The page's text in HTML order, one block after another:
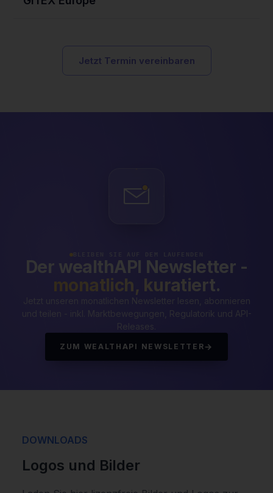
Jetzt Termin vereinbaren
Der wealthAPI Newsletter -
monatlich, kuratiert.
Jetzt unseren monatlichen Newsletter lesen, abonnieren
und teilen - inkl. Marktbewegungen, Regulatorik und API-
ZUM WEALTHAPI NEWSLETTER →
DOWNLOADS
Logos und Bilder